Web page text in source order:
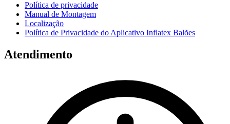
Política de privacidade
Manual de Montagem
Localização
Política de Privacidade do Aplicativo Inflatex Balões
Atendimento